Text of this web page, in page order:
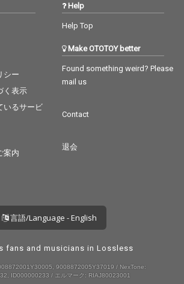
シー
く表示
いるサービ
案内
Help
Help Top
Make OTOTOY better
Found something weird? Please
mail us
Contact
退会
言語/Language - English
fans and musicians in Lossless
9008872005Y37019 / NexTone:
ID000000233 / エルマーク: RIAJ80023001